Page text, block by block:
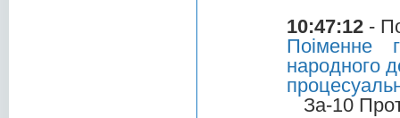
10:47:12 -
Поіменне
народного
За-10